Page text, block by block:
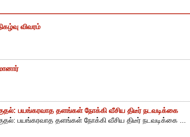
விவரம்
பயங்கரவாத தளங்கள் நோக்கி வீசிய திடீர் நடவடிக்கை
பயங்கரவாத தளங்கள் நோக்கி வீசிய திடீர் நடவடிக்கை ...